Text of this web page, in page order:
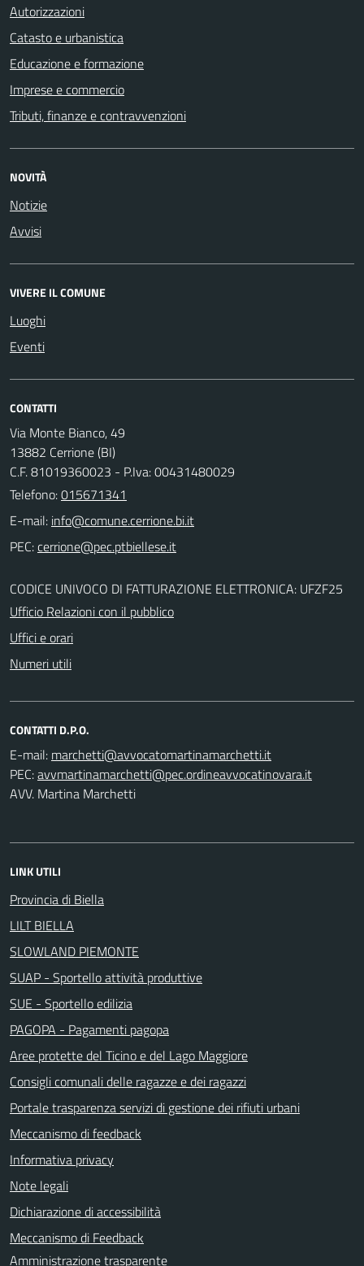
Autorizzazioni
Catasto e urbanistica
Educazione e formazione
Imprese e commercio
Tributi, finanze e contravvenzioni
NOVITÀ
Notizie
Avvisi
VIVERE IL COMUNE
Luoghi
Eventi
CONTATTI
Via Monte Bianco, 49
13882 Cerrione (BI)
C.F. 81019360023 - P.Iva: 00431480029
Telefono:015671341
E-mail:
PEC:
CODICE UNIVOCO DI FATTURAZIONE ELETTRONICA: UFZF25
Ufficio Relazioni con il pubblico
Uffici e orari
Numeri utili
CONTATTI D.P.O.
E-mail:
PEC:
AVV. Martina Marchetti
LINK UTILI
Provincia di Biella
LILT BIELLA
SLOWLAND PIEMONTE
SUAP - Sportello attività produttive
SUE - Sportello edilizia
PAGOPA - Pagamenti pagopa
Aree protette del Ticino e del Lago Maggiore
Consigli comunali delle ragazze e dei ragazzi
Portale trasparenza servizi di gestione dei rifiuti urbani
Meccanismo di feedback
Informativa privacy
Note legali
Dichiarazione di accessibilità
Meccanismo di Feedback
Amministrazione trasparente